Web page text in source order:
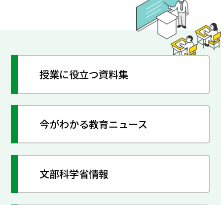
授業に役立つ資料集
今がわかる教育ニュース
文部科学省情報